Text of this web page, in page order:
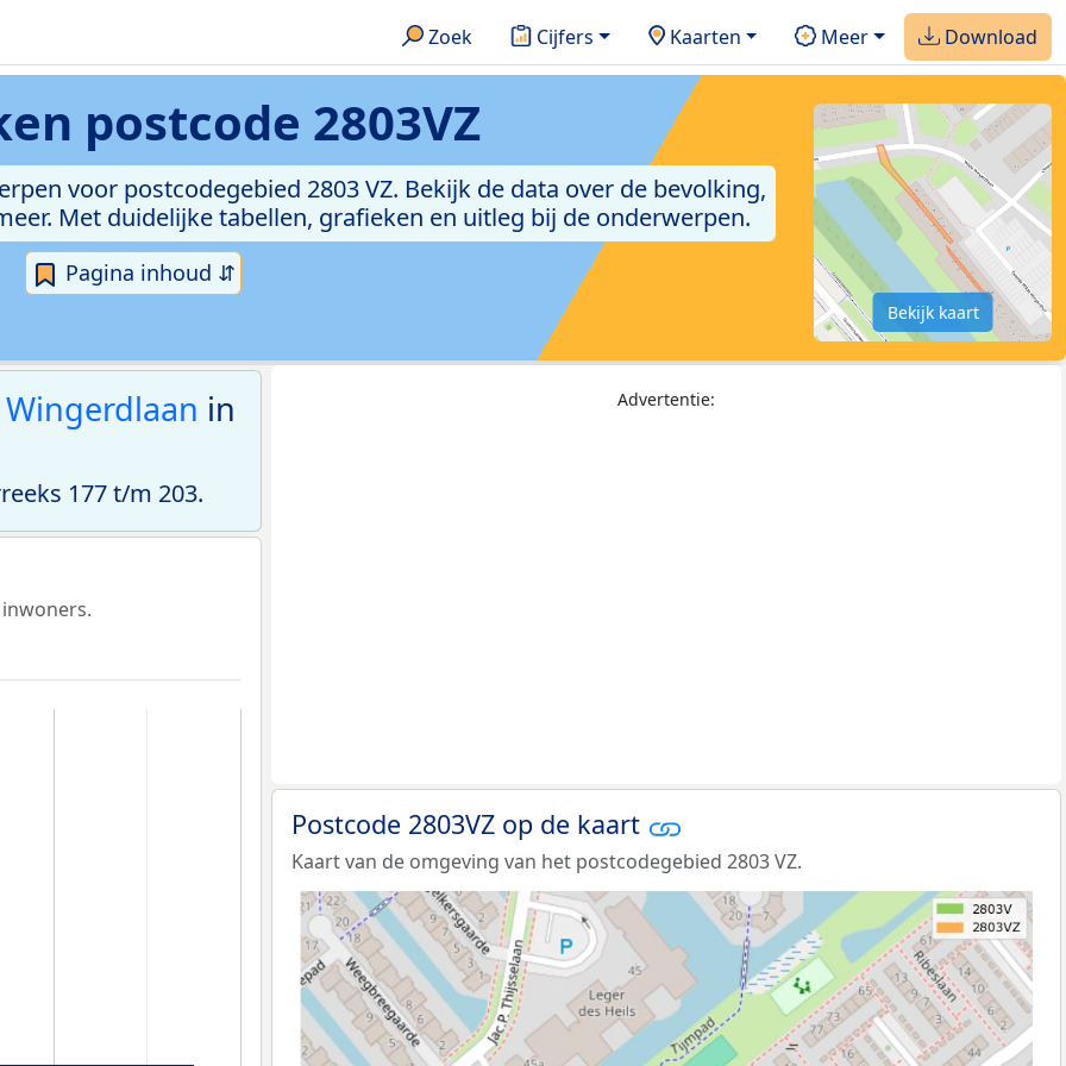
Zoek Cijfers Kaarten Meer Download
postcode 2803VZ
voor postcodegebied 2803 VZ. Bekijk de data over de bevolking,
Met duidelijke tabellen, grafieken en uitleg bij de onderwerpen.
Pagina inhoud ⇵
Bekijk kaart
in
177 t/m 203.
Advertentie:
Postcode 2803VZ op de kaart
Kaart van de omgeving van het postcodegebied 2803 VZ.